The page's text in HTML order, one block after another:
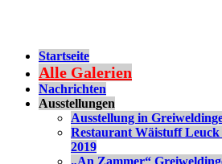
Startseite
Alle Galerien
Nachrichten
Ausstellungen
Ausstellung in
Restaurant Wäistuff
2019
„An Zammer“